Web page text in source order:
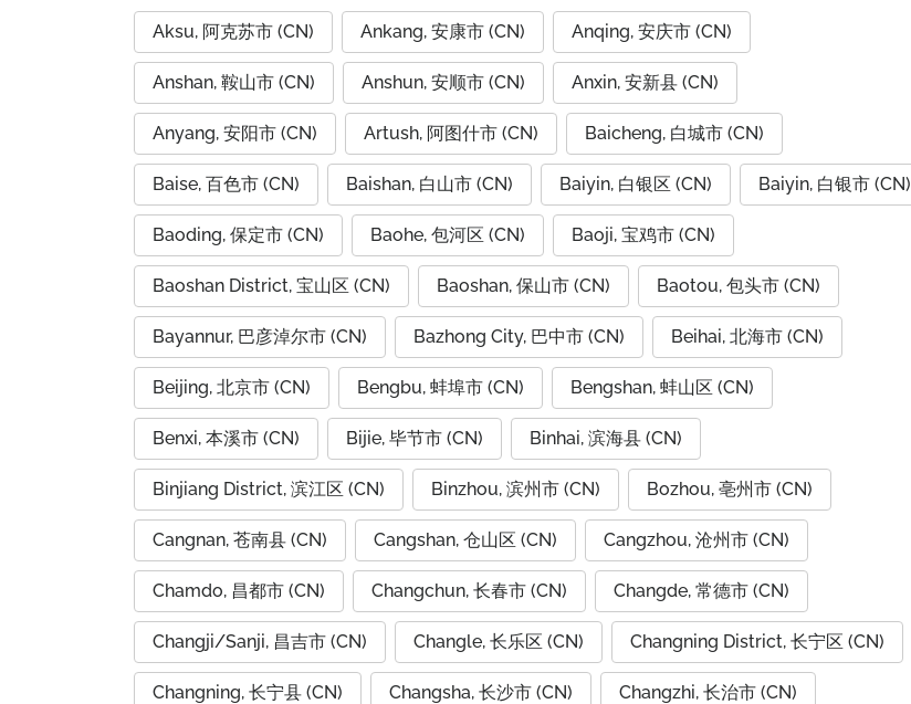
Aksu, 阿克苏市 (CN) Ankang, 安康市 (CN) Anqing, 安庆市 (CN)
Anshan, 鞍山市 (CN) Anshun, 安顺市 (CN) Anxin, 安新县 (CN)
Anyang, 安阳市 (CN) Artush, 阿图什市 (CN) Baicheng, 白城市 (CN)
Baise, 百色市 (CN) Baishan, 白山市 (CN) Baiyin, 白银区 (CN) Baiyin, 白银市 (CN)
Baoding, 保定市 (CN) Baohe, 包河区 (CN) Baoji, 宝鸡市 (CN)
Baoshan District, 宝山区 (CN) Baoshan, 保山市 (CN) Baotou, 包头市 (CN)
Bayannur, 巴彦淖尔市 (CN) Bazhong City, 巴中市 (CN) Beihai, 北海市 (CN)
Beijing, 北京市 (CN) Bengbu, 蚌埠市 (CN) Bengshan, 蚌山区 (CN)
Benxi, 本溪市 (CN) Bijie, 毕节市 (CN) Binhai, 滨海县 (CN)
Binjiang District, 滨江区 (CN) Binzhou, 滨州市 (CN) Bozhou, 亳州市 (CN)
Cangnan, 苍南县 (CN) Cangshan, 仓山区 (CN) Cangzhou, 沧州市 (CN)
Chamdo, 昌都市 (CN) Changchun, 长春市 (CN) Changde, 常德市 (CN)
Changji/Sanji, 昌吉市 (CN) Changle, 长乐区 (CN) Changning District, 长宁区 (CN)
Changning, 长宁县 (CN) Changsha, 长沙市 (CN) Changzhi, 长治市 (CN)